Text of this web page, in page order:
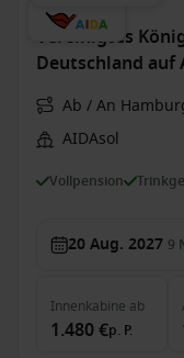
Vereinigtes
Deutschland auf
Ab / An
AIDAsol
Vollpension
20 Aug. 2027 9
Innenkabine ab
1.480 €p. P.